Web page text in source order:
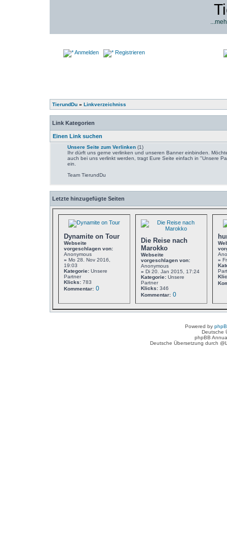
Anmelden Registrieren
TierundDu » Linkverzeichniss
Link Kategorien
Einen Link suchen
Unsere Seite zum Verlinken (1)
Ihr dürft uns gerne verlinken und unseren Banner einbinden.
auch bei uns verlinkt werden, tragt Eure Seite einfach in "Unsere
ein.
Team TierundDu
Letzte hinzugefügte Seiten
Dynamite on Tour
Webseite
vorgeschlagen von:
Anonymous
» Mo 28. Nov 2016,
19:03
Kategorie: Unsere
Partner
Klicks: 783
Kommentar: 0
Die Reise nach
Marokko
Webseite
vorgeschlagen von:
Anonymous
» Di 20. Jan 2015, 17:24
Kategorie: Unsere
Partner
Klicks: 346
Kommentar: 0
»
Powered by
Deutsche
phpBB
Deutsche Übersetzung durch